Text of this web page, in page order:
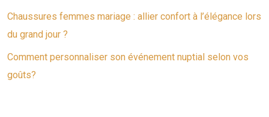
Chaussures femmes mariage : allier confort à l’élégance lors
du grand jour ?
Comment personnaliser son événement nuptial selon vos
goûts?